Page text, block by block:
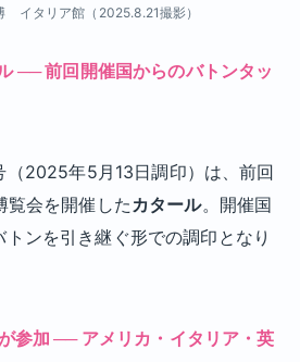
イタリア館（2025.8.21撮影）
── 前回開催国からのバトンタッ
（2025年5月13日調印）は、前回
覧会を開催した カタール。開催国
ンを引き継ぐ形での調印となり
加 ── アメリカ・イタリア・英